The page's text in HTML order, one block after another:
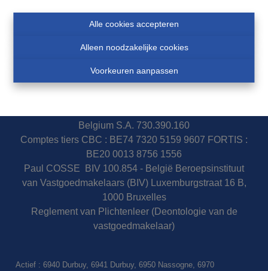
Alle cookies accepteren
Alleen noodzakelijke cookies
Voorkeuren aanpassen
Belgium S.A. 730.390.160
Comptes tiers CBC : BE74 7320 5159 9607 FORTIS :
BE20 0013 8756 1556
Paul COSSE BIV 100.854 - België Beroepsinstituut
van Vastgoedmakelaars (BIV) Luxemburgstraat 16 B,
1000 Bruxelles
Reglement van Plichtenleer (Deontologie van de
vastgoedmakelaar)
Actief : 6940 Durbuy, 6941 Durbuy, 6950 Nassogne, 6970